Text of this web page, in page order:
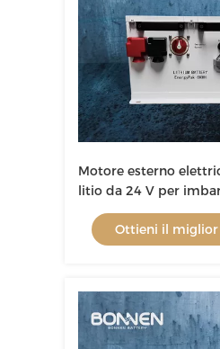
Motore esterno
litio da 24 V per
cassa batteria AL e
Ottieni il